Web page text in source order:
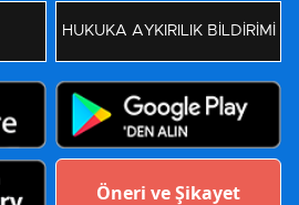
HUKUKA AYKIRILIK BİLDİRİMİ
Öneri ve Şikayet